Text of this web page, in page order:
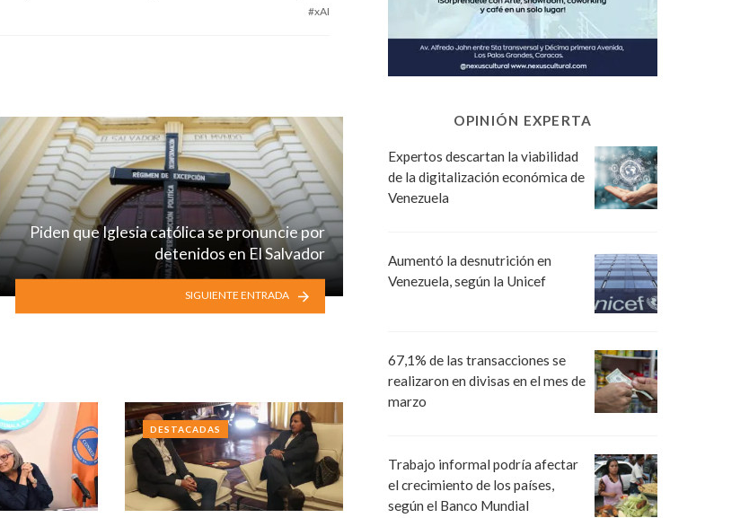
xAI
Piden que Iglesia católica se pronuncie por
detenidos en El Salvador
SIGUIENTE ENTRADA
DESTACADAS
OPINIÓN EXPERTA
Expertos descartan la viabilidad
de la digitalización económica de
Venezuela
Aumentó la desnutrición en
Venezuela, según la Unicef
67,1% de las transacciones se
realizaron en divisas en el mes de
marzo
Trabajo informal podría afectar
el crecimiento de los países,
según el Banco Mundial